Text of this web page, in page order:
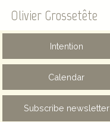
Olivier Grossetête
Intention
Calendar
Subscribe newsletter